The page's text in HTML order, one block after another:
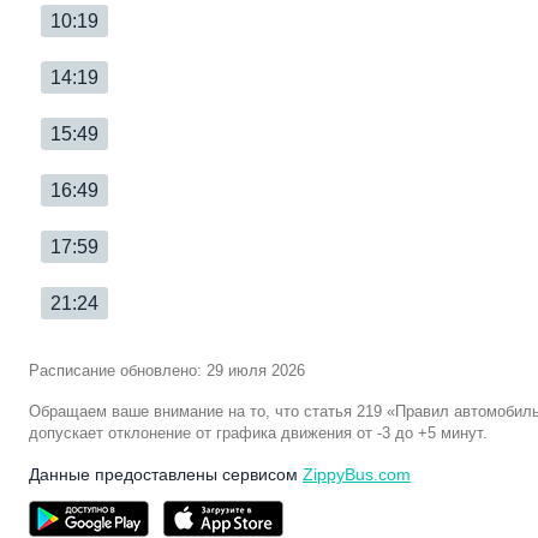
10:19
14:19
15:49
16:49
17:59
21:24
Расписание обновлено: 29 июля 2026
Обращаем ваше внимание на то, что статья 219 «Правил
допускает отклонение от графика движения от -3 до +5 минут.
Данные предоставлены сервисом ZippyBus.com